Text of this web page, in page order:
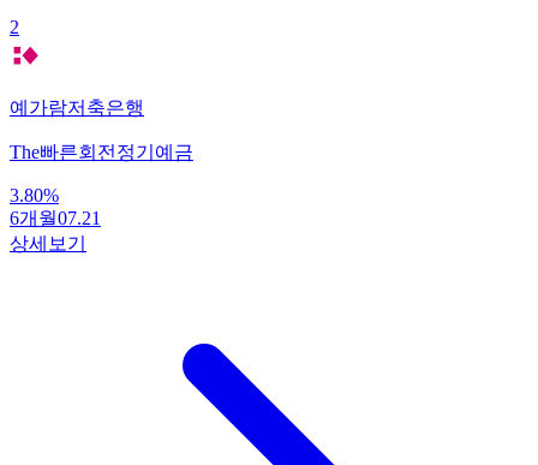
2
예가람저축은행
The빠른회전정기예금
3.80%
6개월07.21
상세보기